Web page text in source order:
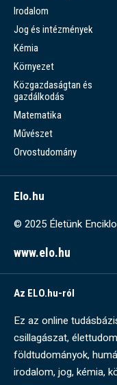
Irodalom
Jog és intézmények
Kémia
Környezet
Közgazdaságtan és
gazdálkodás
Matematika
Művészet
Orvostudomány
Elo.hu
© 2025 Életünk
www.elo.hu
Az ELO.hu-ról
Ez az online
csillagászat,
földtudományok,
irodalom, jog, kémia,